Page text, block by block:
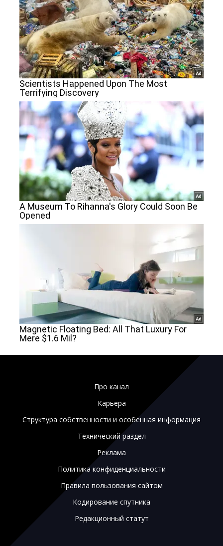
Про канал
Карьера
Структура собственности и особенная информация
Технический раздел
Реклама
Политика конфиденциальности
Правила пользования сайтом
Кодирование спутника
Редакционный статут